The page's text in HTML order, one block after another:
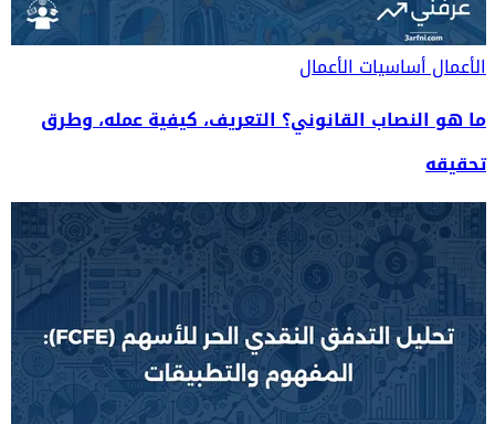
الأعمالأساسيات الأعمال
ما هو النصاب القانوني؟ التعريف، كيفية عمله، وطرق
تحقيقه